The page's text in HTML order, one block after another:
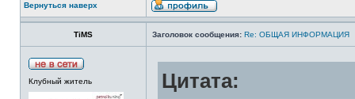
Вернуться наверх
TiMS Заголовок сообщения: Re: ОБЩАЯ ИНФОРМАЦИЯ
Клубный житель Цитата: